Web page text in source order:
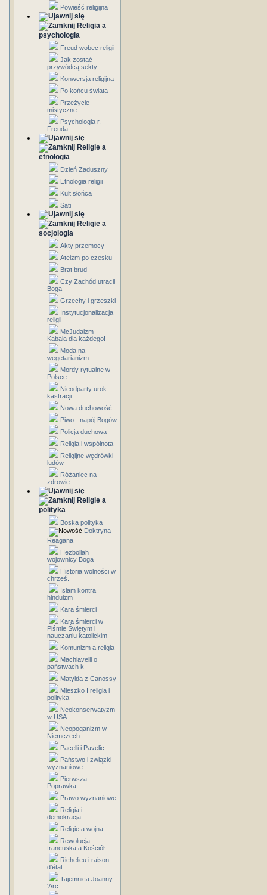
Powieść religijna
Religia a
psychologia
Freud wobec religii
Jak zostać
przywódcą sekty
Konwersja religijna
Po końcu świata
Przeżycie
mistyczne
Psychologia r.
Freuda
Religie a
etnologia
Dzień Zaduszny
Etnologia religii
Kult słońca
Sati
Religie a
socjologia
Akty przemocy
Ateizm po czesku
Brat brud
Czy Zachód utracił
Boga
Grzechy i grzeszki
Instytucjonalizacja
religii
McJudaizm -
Kabała dla każdego!
Moda na
wegetarianizm
Mordy rytualne w
Polsce
Nieodparty urok
kastracji
Nowa duchowość
Piwo - napój Bogów
Policja duchowa
Religia i wspólnota
Religijne wędrówki
ludów
Różaniec na
zdrowie
Religie a
polityka
Boska polityka
Doktryna
Reagana
Hezbollah
wojownicy Boga
Historia wolności w
chrześ.
Islam kontra
hinduizm
Kara śmierci
Kara śmierci w
Piśmie Świętym i
nauczaniu katolickim
Komunizm a religia
Machiavelli o
państwach k
Matylda z Canossy
Mieszko I religia i
polityka
Neokonserwatyzm
w USA
Neopoganizm w
Niemczech
Pacelli i Pavelic
Państwo i związki
wyznaniowe
Pierwsza
Poprawka
Prawo wyznaniowe
Religia i
demokracja
Religie a wojna
Rewolucja
francuska a Kościół
Richelieu i raison
d'état
Tajemnica Joanny
'Arc